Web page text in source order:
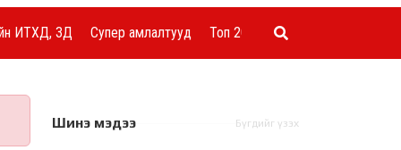
ИТХД, ЗД Супер амлалтууд Топ 20 ААН
Шинэ мэдээ Бүгдийг үзэх